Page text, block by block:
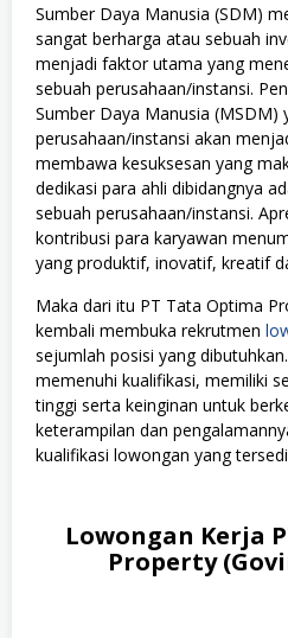
Sumber Daya Manusia (SDM)
sangat berharga atau sebuah
menjadi faktor utama yang
sebuah perusahaan/instansi.
Sumber Daya Manusia (MSDM)
perusahaan/instansi akan
membawa kesuksesan yang
dedikasi para ahli dibidangnya
sebuah perusahaan/instansi.
kontribusi para karyawan
yang produktif, inovatif, kreatif
Maka dari itu PT Tata Optima
kembali membuka rekrutmen
sejumlah posisi yang
memenuhi kualifikasi, memiliki
tinggi serta keinginan untuk
keterampilan dan
kualifikasi lowongan yang
Lowongan Kerja
Property